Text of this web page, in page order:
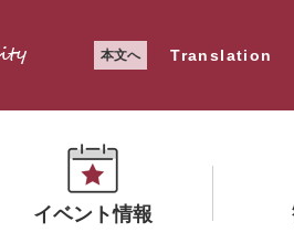
本文へ Translation
イベント情報